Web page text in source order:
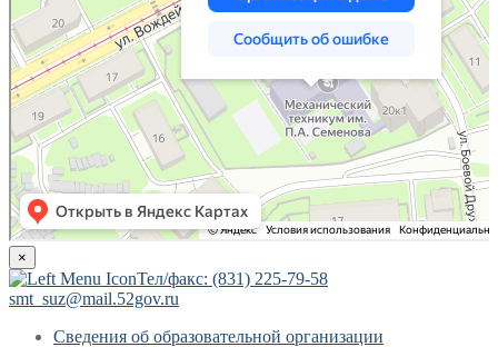
×
Тел/факс: (831) 225-79-58
smt_suz@mail.52gov.ru
Сведения об образовательной организации